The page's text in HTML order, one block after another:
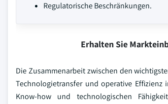
Regulatorische Beschränkungen.
Erhalten Sie
Die Zusammenarbeit zwischen den
Technologietransfer und operative
Know-how und technologischen